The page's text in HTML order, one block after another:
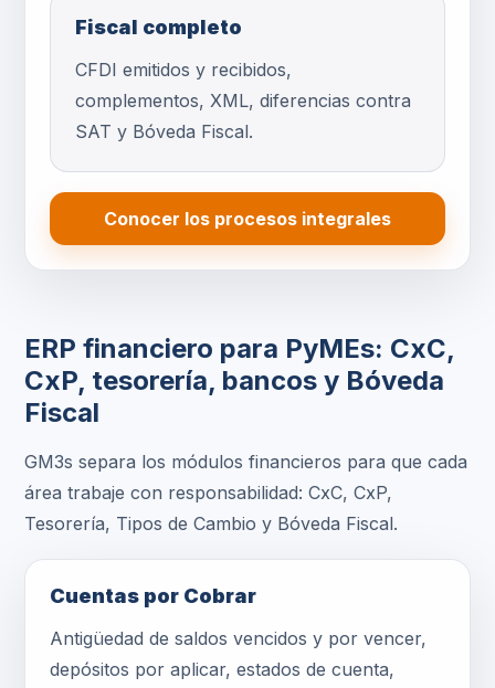
Fiscal completo
CFDI emitidos y recibidos,
complementos, XML, diferencias contra
SAT y Bóveda Fiscal.
Conocer los procesos integrales
ERP financiero para PyMEs: CxC,
CxP, tesorería, bancos y Bóveda
Fiscal
GM3s separa los módulos financieros para que cada
área trabaje con responsabilidad: CxC, CxP,
Tesorería, Tipos de Cambio y Bóveda Fiscal.
Cuentas por Cobrar
Antigüedad de saldos vencidos y por vencer,
depósitos por aplicar, estados de cuenta,